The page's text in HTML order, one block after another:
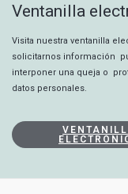
Ventanilla
Visita nuestra ventanilla
solicitarnos información
interponer una queja o
datos personales.